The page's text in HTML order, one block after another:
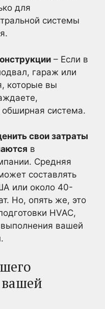
для
системы
– Если в
гараж или
которые вы
обширная система.
свои затраты
в
Средняя
составлять
или около 40-
Но, опять же, это
HVAC,
вашей